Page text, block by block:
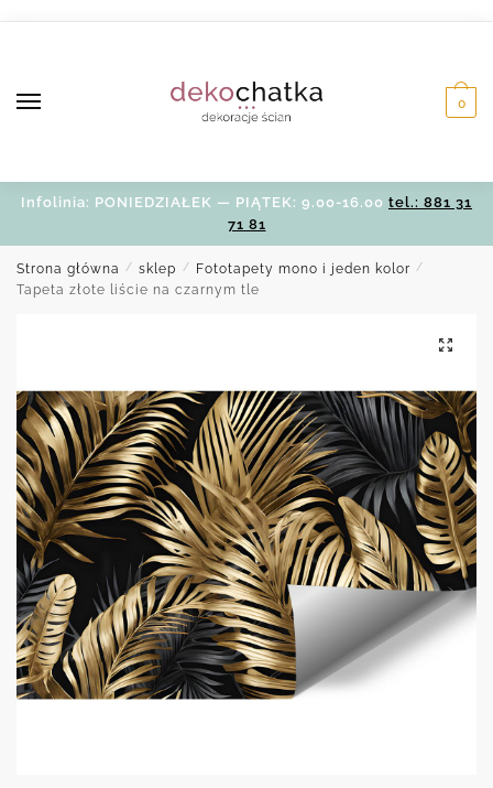
0
Infolinia: PONIEDZIAŁEK — PIĄTEK: 9.00-16.00 tel.: 881 31
71 81
Strona główna / sklep / Fototapety mono i jeden kolor /
Tapeta złote liście na czarnym tle